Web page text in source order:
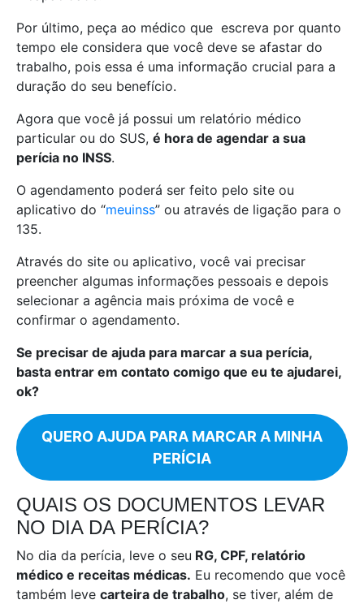
Por último, peça ao médico que escreva por quanto
tempo ele considera que você deve se afastar do
trabalho, pois essa é uma informação crucial para a
duração do seu benefício.
Agora que você já possui um relatório médico
particular ou do SUS, é hora de agendar a sua
perícia no INSS.
O agendamento poderá ser feito pelo site ou
aplicativo do “meuinss” ou através de ligação para o
135.
Através do site ou aplicativo, você vai precisar
preencher algumas informações pessoais e depois
selecionar a agência mais próxima de você e
confirmar o agendamento.
Se precisar de ajuda para marcar a sua perícia,
basta entrar em contato comigo que eu te ajudarei,
ok?
QUERO AJUDA PARA MARCAR A MINHA
PERÍCIA
QUAIS OS DOCUMENTOS LEVAR
NO DIA DA PERÍCIA?
No dia da perícia, leve o seu RG, CPF, relatório
médico e receitas médicas. Eu recomendo que você
também leve carteira de trabalho, se tiver, além de